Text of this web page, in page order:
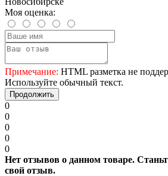
Моя оценка:
Примечание: HTML разметка не
Используйте обычный текст.
Продолжить
0
0
0
0
0
Нет отзывов о данном товаре.
свой отзыв.